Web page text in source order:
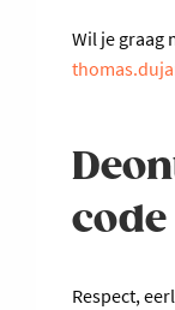
Wil je graag
code
Respect,